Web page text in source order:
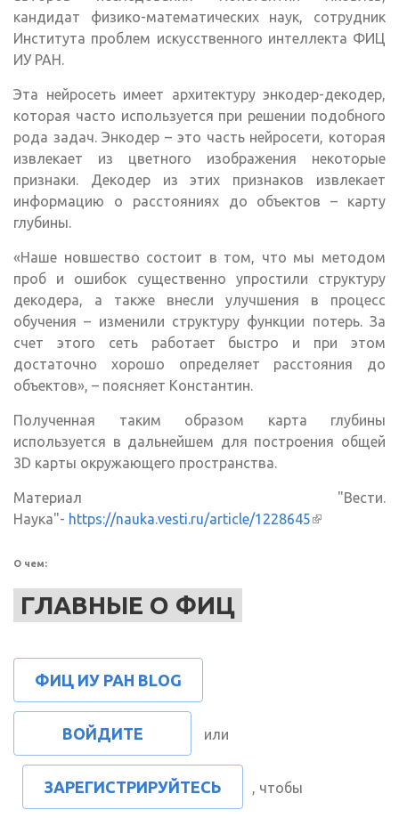
кандидат физико-математических наук, сотрудник
Института проблем искусственного интеллекта ФИЦ
ИУ РАН.
Эта нейросеть имеет архитектуру энкодер-декодер,
которая часто используется при решении подобного
рода задач. Энкодер – это часть нейросети, которая
извлекает из цветного изображения некоторые
признаки. Декодер из этих признаков извлекает
информацию о расстояниях до объектов – карту
глубины.
«Наше новшество состоит в том, что мы методом
проб и ошибок существенно упростили структуру
декодера, а также внесли улучшения в процесс
обучения – изменили структуру функции потерь. За
счет этого сеть работает быстро и при этом
достаточно хорошо определяет расстояния до
объектов», – поясняет Константин.
Полученная таким образом карта глубины
используется в дальнейшем для построения общей
3D карты окружающего пространства.
Материал "Вести.
Наука"- https://nauka.vesti.ru/article/1228645(внешняя
О чем:
ГЛАВНЫЕ О ФИЦ
ФИЦ ИУ РАН BLOG
ВОЙДИТЕ или
ЗАРЕГИСТРИРУЙТЕСЬ , чтобы